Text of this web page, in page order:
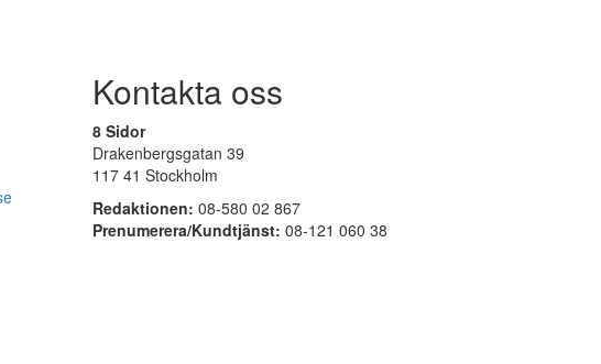
Kontakta oss
8 Sidor
Drakenbergsgatan 39
117 41 Stockholm
Redaktionen: 08-580 02 867
Prenumerera/Kundtjänst: 08-121 060 38